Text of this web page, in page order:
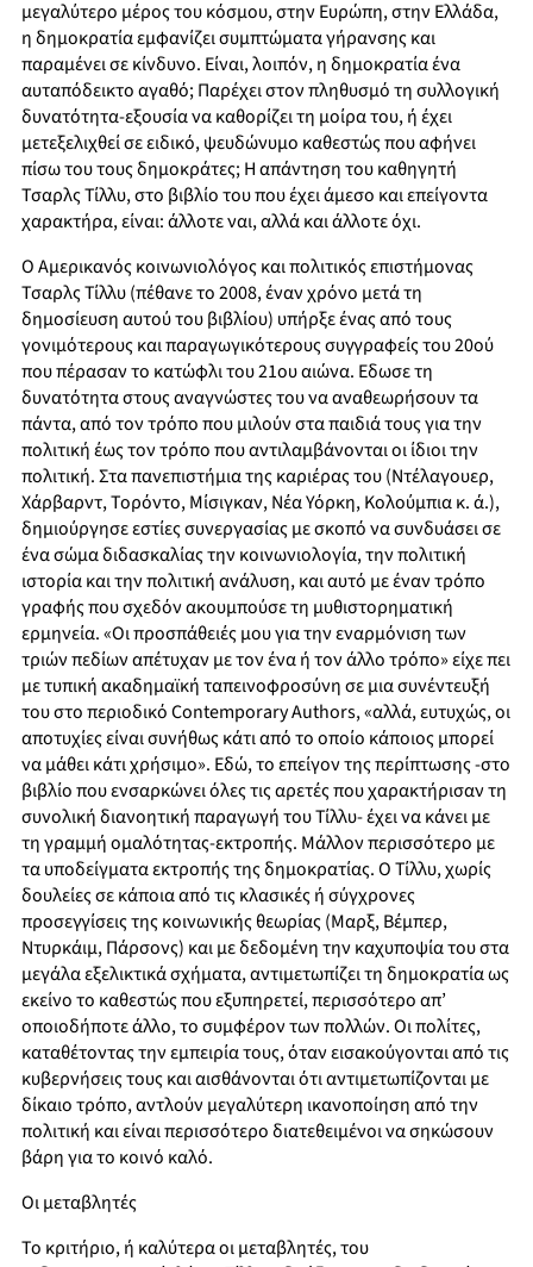
μεγαλύτερο μέρος του κόσμου, στην Ευρώπη, στην Ελλάδα,
η δημοκρατία εμφανίζει συμπτώματα γήρανσης και
παραμένει σε κίνδυνο. Είναι, λοιπόν, η δημοκρατία ένα
αυταπόδεικτο αγαθό; Παρέχει στον πληθυσμό τη συλλογική
δυνατότητα-εξουσία να καθορίζει τη μοίρα του, ή έχει
μετεξελιχθεί σε ειδικό, ψευδώνυμο καθεστώς που αφήνει
πίσω του τους δημοκράτες; Η απάντηση του καθηγητή
Τσαρλς Τίλλυ, στο βιβλίο του που έχει άμεσο και επείγοντα
χαρακτήρα, είναι: άλλοτε ναι, αλλά και άλλοτε όχι.
Ο Αμερικανός κοινωνιολόγος και πολιτικός επιστήμονας
Τσαρλς Τίλλυ (πέθανε το 2008, έναν χρόνο μετά τη
δημοσίευση αυτού του βιβλίου) υπήρξε ένας από τους
γονιμότερους και παραγωγικότερους συγγραφείς του 20ού
που πέρασαν το κατώφλι του 21ου αιώνα. Εδωσε τη
δυνατότητα στους αναγνώστες του να αναθεωρήσουν τα
πάντα, από τον τρόπο που μιλούν στα παιδιά τους για την
πολιτική έως τον τρόπο που αντιλαμβάνονται οι ίδιοι την
πολιτική. Στα πανεπιστήμια της καριέρας του (Ντέλαγουερ,
Χάρβαρντ, Τορόντο, Μίσιγκαν, Νέα Υόρκη, Κολούμπια κ. ά.),
δημιούργησε εστίες συνεργασίας με σκοπό να συνδυάσει σε
ένα σώμα διδασκαλίας την κοινωνιολογία, την πολιτική
ιστορία και την πολιτική ανάλυση, και αυτό με έναν τρόπο
γραφής που σχεδόν ακουμπούσε τη μυθιστορηματική
ερμηνεία. «Οι προσπάθειές μου για την εναρμόνιση των
τριών πεδίων απέτυχαν με τον ένα ή τον άλλο τρόπο» είχε πει
με τυπική ακαδημαϊκή ταπεινοφροσύνη σε μια συνέντευξή
του στο περιοδικό Contemporary Authors, «αλλά, ευτυχώς, οι
αποτυχίες είναι συνήθως κάτι από το οποίο κάποιος μπορεί
να μάθει κάτι χρήσιμο». Εδώ, το επείγον της περίπτωσης -στο
βιβλίο που ενσαρκώνει όλες τις αρετές που χαρακτήρισαν τη
συνολική διανοητική παραγωγή του Τίλλυ- έχει να κάνει με
τη γραμμή ομαλότητας-εκτροπής. Μάλλον περισσότερο με
τα υποδείγματα εκτροπής της δημοκρατίας. Ο Τίλλυ, χωρίς
δουλείες σε κάποια από τις κλασικές ή σύγχρονες
προσεγγίσεις της κοινωνικής θεωρίας (Μαρξ, Βέμπερ,
Ντυρκάιμ, Πάρσονς) και με δεδομένη την καχυποψία του στα
μεγάλα εξελικτικά σχήματα, αντιμετωπίζει τη δημοκρατία ως
εκείνο το καθεστώς που εξυπηρετεί, περισσότερο απ’
οποιοδήποτε άλλο, το συμφέρον των πολλών. Οι πολίτες,
καταθέτοντας την εμπειρία τους, όταν εισακούγονται από τις
κυβερνήσεις τους και αισθάνονται ότι αντιμετωπίζονται με
δίκαιο τρόπο, αντλούν μεγαλύτερη ικανοποίηση από την
πολιτική και είναι περισσότερο διατεθειμένοι να σηκώσουν
βάρη για το κοινό καλό.
Οι μεταβλητές
Το κριτήριο, ή καλύτερα οι μεταβλητές, του